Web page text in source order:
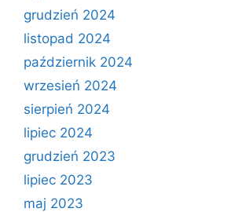
grudzień 2024
listopad 2024
październik 2024
wrzesień 2024
sierpień 2024
lipiec 2024
grudzień 2023
lipiec 2023
maj 2023